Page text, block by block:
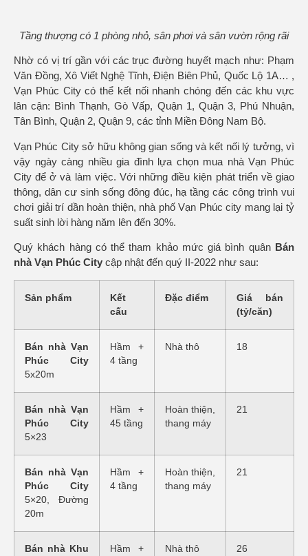
Tầng thượng có 1 phòng nhỏ, sân phơi và sân vườn rộng rãi
Nhờ có vị trí gần với các trục đường huyết mạch như: Phạm
Văn Đồng, Xô Viết Nghệ Tĩnh, Điện Biên Phủ, Quốc Lộ 1A… ,
Vạn Phúc City có thể kết nối nhanh chóng đến các khu vực
lân cận: Bình Thạnh, Gò Vấp, Quận 1, Quận 3, Phú Nhuận,
Tân Bình, Quận 2, Quận 9, các tỉnh Miền Đông Nam Bộ.
Vạn Phúc City sở hữu không gian sống và kết nối lý tưởng, vì
vậy ngày càng nhiều gia đình lựa chọn mua nhà Vạn Phúc
City để ở và làm việc. Với những điều kiện phát triển về giao
thông, dân cư sinh sống đông đúc, hạ tầng các công trình vui
chơi giải trí dần hoàn thiện, nhà phố Vạn Phúc city mang lại tỷ
suất sinh lời hàng năm lên đến 30%.
Quý khách hàng có thể tham khảo mức giá bình quân Bán
nhà Vạn Phúc City cập nhật đến quý II-2022 như sau:
Sản phẩm
Kết
cấu
Đặc điểm
Giá bán
(tỷ/căn)
Bán nhà Vạn
Phúc City
5x20m
Hầm +
4 tầng
Nhà thô 18
Bán nhà Vạn
Phúc City
5×23
Hầm +
45 tầng
Hoàn thiện,
thang máy
21
Bán nhà Vạn
Phúc City
5×20, Đường
20m
Hầm +
4 tầng
Hoàn thiện,
thang máy
21
Bán nhà Khu
Hầm +
Nhà thô 26